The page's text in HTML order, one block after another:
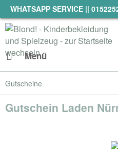
WHATSAPP SERVICE ||
Menü
Gutscheine
Gutschein Laden